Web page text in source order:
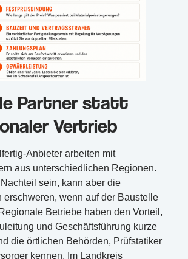
Partner statt
Vertrieb
Anbieter arbeiten mit
aus unterschiedlichen Regionen.
sein, kann aber die
erschweren, wenn auf der Baustelle
Betriebe haben den Vorteil,
und Geschäftsführung kurze
die örtlichen Behörden, Prüfstatiker
kennen. Im Landkreis